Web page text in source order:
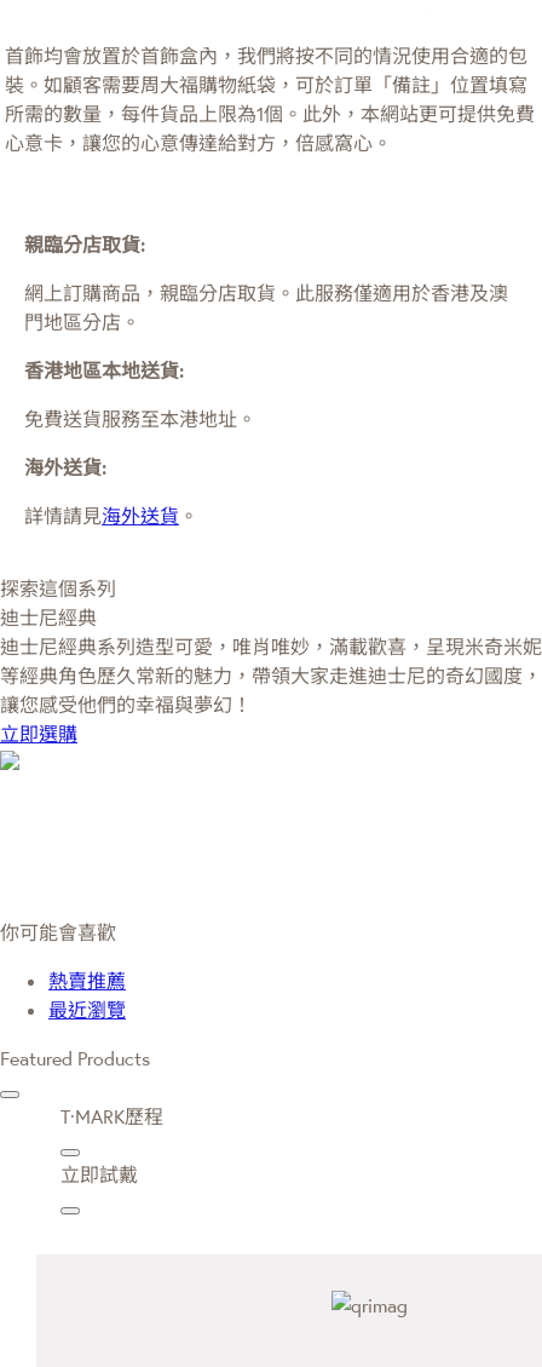
首飾均會放置於首飾盒內，我們將按不同的情況使用合適的包
裝。如顧客需要周大福購物紙袋，可於訂單「備註」位置填寫
所需的數量，每件貨品上限為1個。此外，本網站更可提供免費
心意卡，讓您的心意傳達給對方，倍感窩心。
親臨分店取貨:
網上訂購商品，親臨分店取貨。此服務僅適用於香港及澳
門地區分店。
香港地區本地送貨:
免費送貨服務至本港地址。
海外送貨:
詳情請見海外送貨 。
探索這個系列
迪士尼經典
迪士尼經典系列造型可愛，唯肖唯妙，滿載歡喜，呈現米奇米妮
等經典角色歷久常新的魅力，帶領大家走進迪士尼的奇幻國度，
讓您感受他們的幸福與夢幻！
立即選購
你可能會喜歡
熱賣推薦
最近瀏覽
Featured Products
T·MARK歷程
立即試戴